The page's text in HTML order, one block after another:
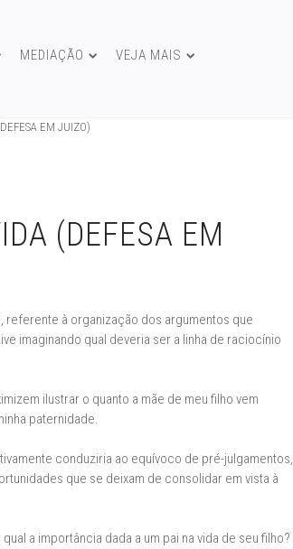
MEDIAÇÃO VEJA MAIS
EM JUIZO)
(DEFESA EM
referente à organização dos argumentos que
imaginando qual deveria ser a linha de raciocínio
ilustrar o quanto a mãe de meu filho vem
paternidade.
conduziria ao equívoco de pré-julgamentos,
que se deixam de consolidar em vista à
a importância dada a um pai na vida de seu filho?